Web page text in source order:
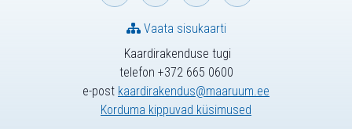
Kaardirakenduse tugi
telefon +372 665 0600
e-post kaardirakendus@maaruum.ee
Korduma kippuvad küsimused
Vaata sisukaarti